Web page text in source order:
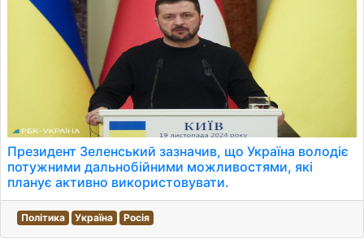
Президент Зеленський зазначив, що Україна володіє
потужними дальнобійними можливостями, які
планує активно використовувати.
Політика Україна Росія